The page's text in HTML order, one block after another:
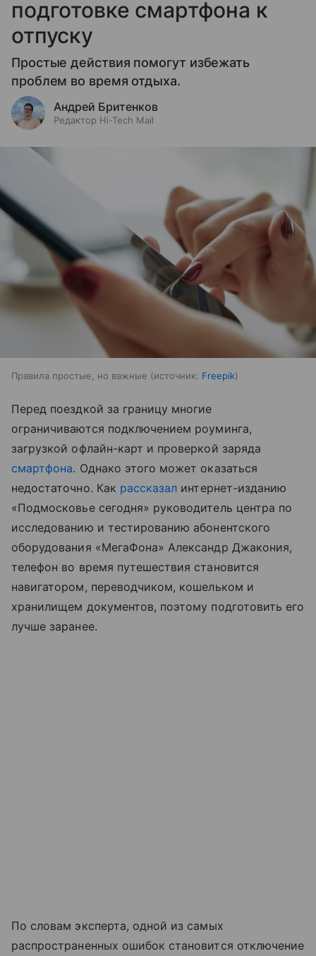
подготовке смартфона к
отпуску
Простые действия помогут избежать
проблем во время отдыха.
Андрей Бритенков
Редактор Hi-Tech Mail
Правила простые, но важные источник: Freepik
Перед поездкой за границу многие
ограничиваются подключением роуминга,
загрузкой офлайн-карт и проверкой заряда
смартфона. Однако этого может оказаться
недостаточно. Как рассказал интернет-изданию
«Подмосковье сегодня» руководитель центра по
исследованию и тестированию абонентского
оборудования «МегаФона» Александр Джакония,
телефон во время путешествия становится
навигатором, переводчиком, кошельком и
хранилищем документов, поэтому подготовить его
лучше заранее.
По словам эксперта, одной из самых
распространенных ошибок становится отключение